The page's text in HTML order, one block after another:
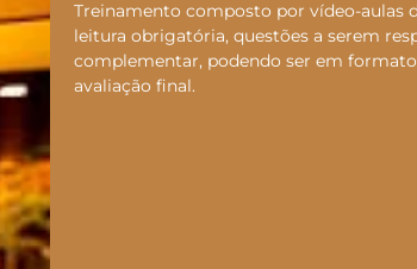
Treinamento composto por vídeo-aulas
leitura obrigatória, questões a serem
complementar, podendo ser em
avaliação final.